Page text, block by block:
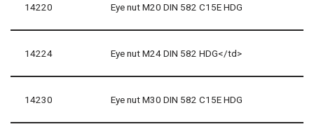
14220 Eye nut M20 DIN 582 C15E HDG
14224 Eye nut M24 DIN 582 HDG</td>
14230 Eye nut M30 DIN 582 C15E HDG